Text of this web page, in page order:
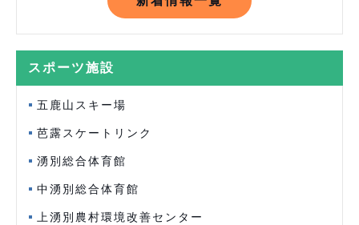
スポーツ施設
五鹿山スキー場
芭露スケートリンク
湧別総合体育館
中湧別総合体育館
上湧別農村環境改善センター